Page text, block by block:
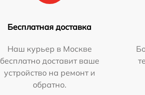
Бесплатная доставка
Наш курьер в Москве
бесплатно доставит ваше
устройство на ремонт и
обратно.